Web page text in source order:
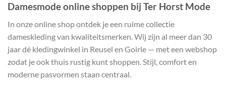
Damesmode online shoppen bij Ter Horst Mode
In onze online shop ontdek je een ruime collectie
dameskleding van kwaliteitsmerken. Wij zijn al meer dan 30
jaar dé kledingwinkel in Reusel en Goirle — met een webshop
zodat je ook thuis rustig kunt shoppen. Stijl, comfort en
moderne pasvormen staan centraal.